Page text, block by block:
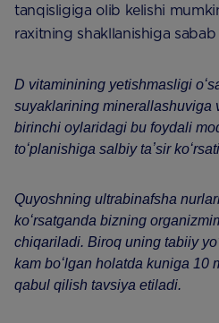
tanqisligiga olib kelishi
raxitning shakllanishiga sabab
D vitaminining yetishmasligi
suyaklarining minerallashuviga
birinchi oylaridagi bu foydali
toʻplanishiga salbiy taʼsir
Quyoshning ultrabinafsha
koʻrsatganda bizning
chiqariladi. Biroq uning tabiiy
kam boʻlgan holatda kuniga 10
qabul qilish tavsiya etiladi.